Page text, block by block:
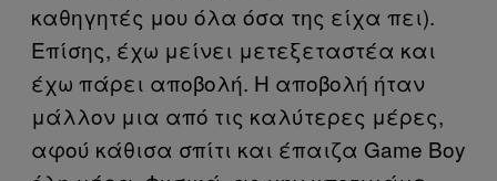
καθηγητές μου όλα όσα της είχα πει).
Επίσης, έχω μείνει μετεξεταστέα και
έχω πάρει αποβολή. Η αποβολή ήταν
μάλλον μια από τις καλύτερες μέρες,
αφού κάθισα σπίτι και έπαιζα Game Boy